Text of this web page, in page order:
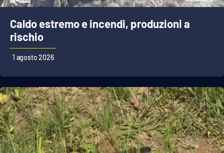
Eventi
Storie
LAC
NETWORK
Caldo estremo e incendi, produzioni a
rischio
1 agosto 2026